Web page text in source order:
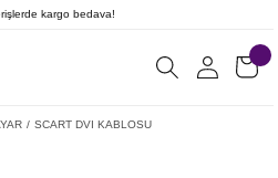
kargo bedava!
SCART DVI KABLOSU